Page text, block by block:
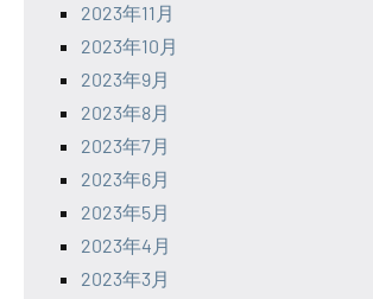
2023年11月
2023年10月
2023年9月
2023年8月
2023年7月
2023年6月
2023年5月
2023年4月
2023年3月